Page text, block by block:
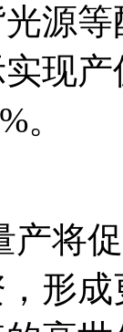
源
现产
。
产将
形